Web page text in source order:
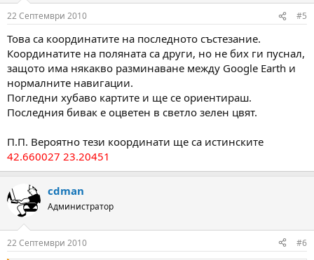
22 Септември 2010 #5
Това са координатите на последното състезание.
Координатите на поляната са други, но не бих ги пуснал,
защото има някакво разминаване между Google Earth и
нормалните навигации.
Погледни хубаво картите и ще се ориентираш.
Последния бивак е оцветен в светло зелен цвят.
П.П. Вероятно тези координати ще са истинските
42.660027 23.20451
cdman
Администратор
22 Септември 2010 #6